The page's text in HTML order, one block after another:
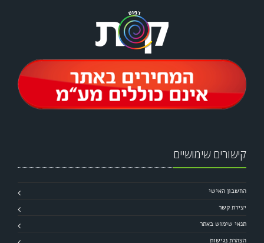
קישורים שימושיים
החשבון האישי
יצירת קשר
תנאי שימוש באתר
הצהרת נגישות